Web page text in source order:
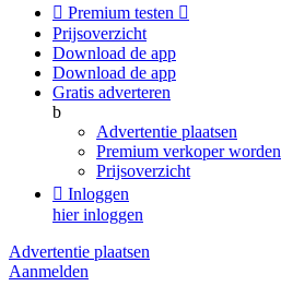
 Premium testen 
Prijsoverzicht
Download de app
Download de app
Gratis adverteren
b
Advertentie plaatsen
Premium verkoper worden
Prijsoverzicht
 Inloggen
hier inloggen
Advertentie plaatsen
Aanmelden